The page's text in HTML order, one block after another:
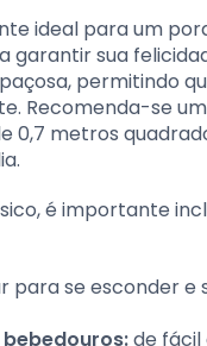
ideal para um
garantir sua
permitindo
Recomenda-se
0,7 metros
é importante
para se esconder e
de fácil